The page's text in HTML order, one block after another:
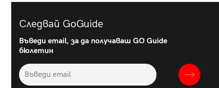
Следвай GoGuide
Въведи email, за да получаваш GO Guide
бюлетин